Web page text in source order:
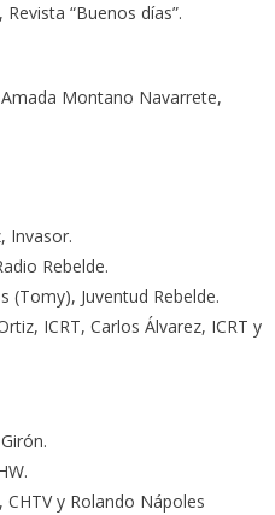
“Buenos días”.
Montano Navarrete,
Invasor.
Rebelde.
(Tomy), Juventud Rebelde.
ICRT, Carlos Álvarez, ICRT y
y Rolando Nápoles